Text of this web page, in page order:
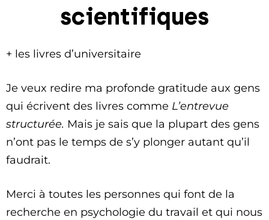
scientifiques
+ les livres d’universitaire
Je veux redire ma profonde gratitude aux gens
qui écrivent des livres comme L’entrevue
structurée. Mais je sais que la plupart des gens
n’ont pas le temps de s’y plonger autant qu’il
faudrait.
Merci à toutes les personnes qui font de la
recherche en psychologie du travail et qui nous